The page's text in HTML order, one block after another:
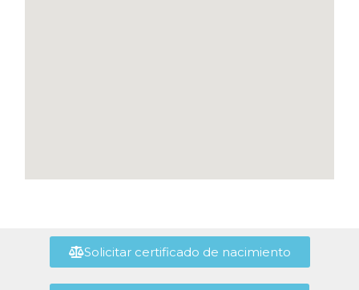
Solicitar certificado de nacimiento